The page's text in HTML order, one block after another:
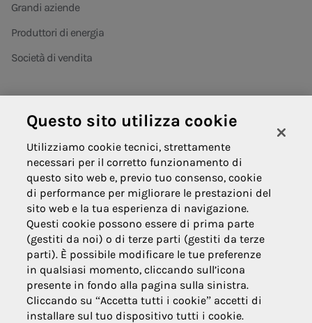
Grandi aziende
Produttori di energia
Società di vendita
Areti
Informativa contrattuale privacy
Domande frequenti
Innovazione
News
Questo sito utilizza cookie
Utilizziamo cookie tecnici, strettamente
necessari per il corretto funzionamento di
questo sito web e, previo tuo consenso, cookie
di performance per migliorare le prestazioni del
sito web e la tua esperienza di navigazione.
Questi cookie possono essere di prima parte
(gestiti da noi) o di terze parti (gestiti da terze
parti). È possibile modificare le tue preferenze
in qualsiasi momento, cliccando sull’icona
presente in fondo alla pagina sulla sinistra.
Cliccando su “Accetta tutti i cookie” accetti di
installare sul tuo dispositivo tutti i cookie.